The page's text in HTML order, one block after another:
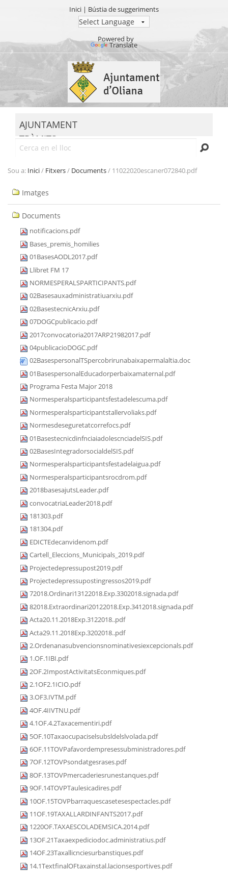
Inici | Bústia de suggeriments
Powered by
Translate
contingut.
Salta
AJUNTAMENT
TRÀMITS
SEU ELECTRÒNICA
TRANSPARÈNCIA
Sou a: Inici/ Fitxers/ Documents/ 11022020escaner072840.pdf
Navegació
Imatges
Documents
notificacions.pdf
Bases_premis_homilies
01BasesAODL2017.pdf
Llibret FM 17
NORMESPERALSPARTICIPANTS.pdf
02Basesauxadministratiuarxiu.pdf
02BasestecnicArxiu.pdf
07DOGCpublicacio.pdf
2017convocatoria2017ARP21982017.pdf
04publicacioDOGC.pdf
02BasespersonalTSpercobrirunabaixapermalaltia.doc
01BasespersonalEducadorperbaixamaternal.pdf
Programa Festa Major 2018
Normesperalsparticipantsfestadelescuma.pdf
Normesperalsparticipantstallervoliaks.pdf
Normesdeseguretatcorrefocs.pdf
01BasestecnicdinfnciaiadolescnciadelSIS.pdf
02BasesIntegradorsocialdelSIS.pdf
Normesperalsparticipantsfestadelaigua.pdf
Normesperalsparticipantsrocdrom.pdf
2018basesajutsLeader.pdf
convocatriaLeader2018.pdf
181303.pdf
181304.pdf
EDICTEdecanvidenom.pdf
Cartell_Eleccions_Municipals_2019.pdf
Projectedepressupost2019.pdf
Projectedepressupostingressos2019.pdf
72018.Ordinari13122018.Exp.3302018.signada.pdf
82018.Extraordinari20122018.Exp.3412018.signada.pdf
Acta20.11.2018Exp.3122018..pdf
Acta29.11.2018Exp.3202018..pdf
2.Ordenanasubvencionsnominativesiexcepcionals.pdf
1.OF.1IBI.pdf
2OF.2ImpostActivitatsEconmiques.pdf
2.1OF2.1ICIO.pdf
3.OF3.IVTM.pdf
4OF.4IIVTNU.pdf
4.1OF.4.2Taxacementiri.pdf
5OF.10Taxaocupaciselsubsldelslvolada.pdf
6OF.11TOVPafavordempresessubministradores.pdf
7OF.12TOVPsondatgesrases.pdf
8OF.13TOVPmercaderiesrunestanques.pdf
9OF.14TOVPTaulesicadires.pdf
10OF.15TOVPbarraquescasetesespectacles.pdf
11OF.19TAXALLARDINFANTS2017.pdf
1220OF.TAXAESCOLADEMSICA.2014.pdf
13OF.21Taxaexpediciodoc.administratius.pdf
14OF.23Taxallicnciesurbanstiques.pdf
14.1TextfinalOFtaxainstal.lacionsesportives.pdf